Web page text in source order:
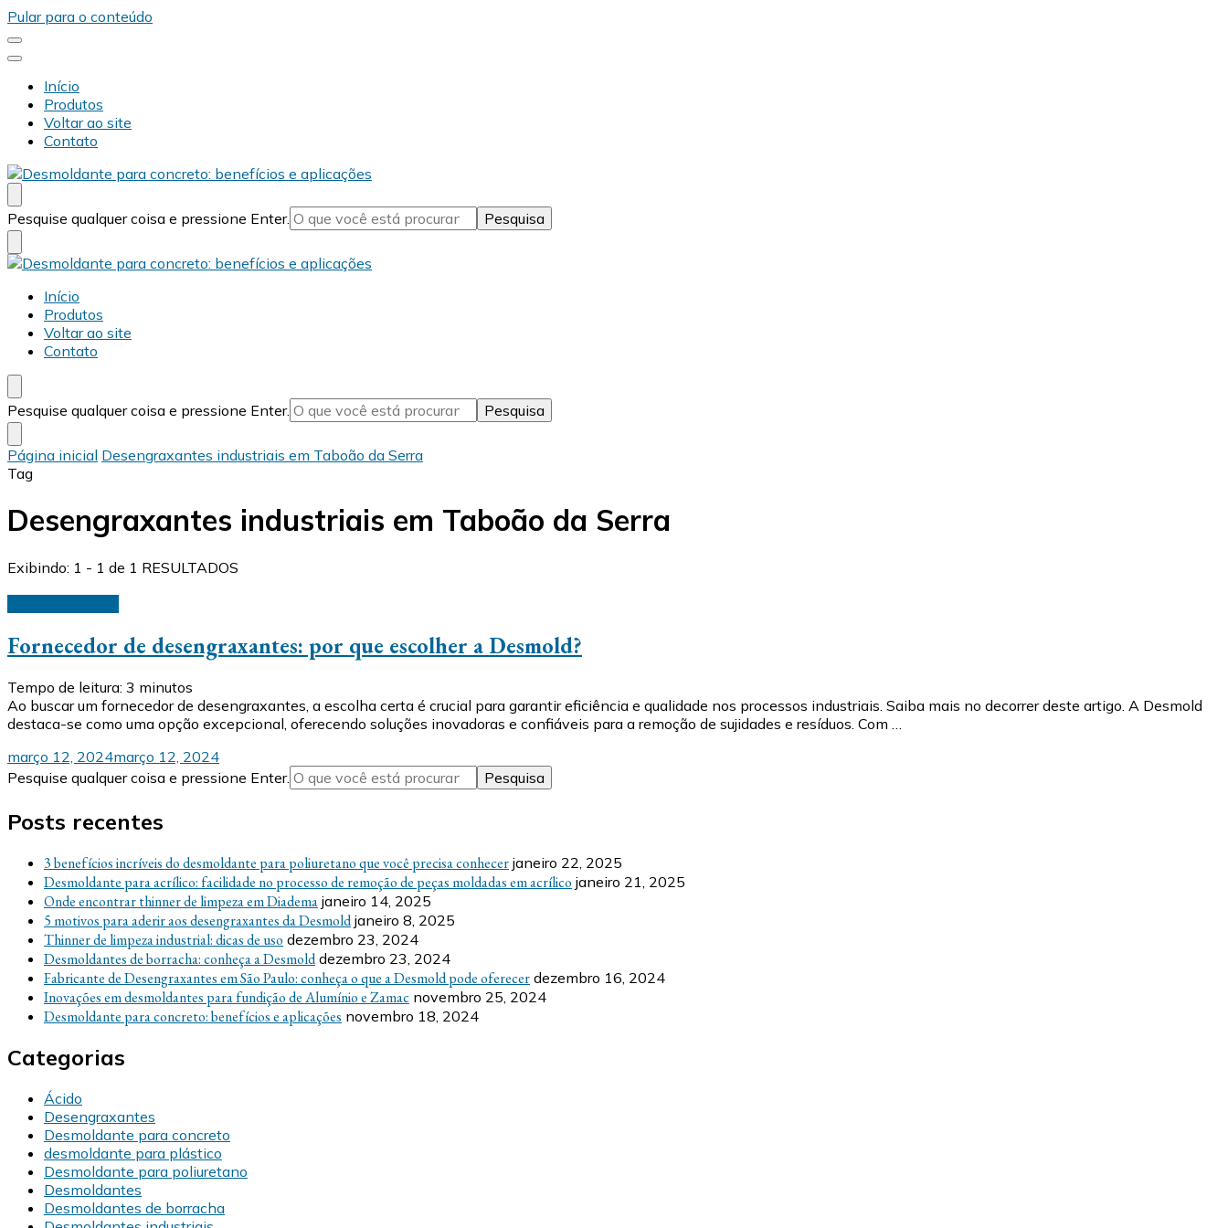
Pular para o conteúdo
Início
Produtos
Voltar ao site
Contato
Desmold
Blog Desmold
Procurando
algo?
Pesquise qualquer coisa e pressione Enter.
Desmold
Blog Desmold
Início
Produtos
Voltar ao site
Contato
Procurando
algo?
Pesquise qualquer coisa e pressione Enter.
Página inicial Desengraxantes industriais em Taboão da Serra
Tag
Desengraxantes industriais em Taboão da Serra
Exibindo: 1 - 1 de 1 RESULTADOS
Fornecedor de desengraxantes: por que escolher a Desmold?
Tempo de leitura: 3 minutos
Ao buscar um fornecedor de desengraxantes, a escolha certa é crucial para garantir eficiência e qualidade nos processos industriais. Saiba mais no decorrer deste artigo. A Desmold
destaca-se como uma opção excepcional, oferecendo soluções inovadoras e confiáveis para a remoção de sujidades e resíduos. Com …
março 12, 2024março 12, 2024
Procurando
algo?
Pesquise qualquer coisa e pressione Enter.
Posts recentes
3 benefícios incríveis do desmoldante para poliuretano que você precisa conhecer janeiro 22, 2025
Desmoldante para acrílico: facilidade no processo de remoção de peças moldadas em acrílico janeiro 21, 2025
Onde encontrar thinner de limpeza em Diadema janeiro 14, 2025
5 motivos para aderir aos desengraxantes da Desmold janeiro 8, 2025
Thinner de limpeza industrial: dicas de uso dezembro 23, 2024
Desmoldantes de borracha: conheça a Desmold dezembro 23, 2024
Fabricante de Desengraxantes em São Paulo: conheça o que a Desmold pode oferecer dezembro 16, 2024
Inovações em desmoldantes para fundição de Alumínio e Zamac novembro 25, 2024
Desmoldante para concreto: benefícios e aplicações novembro 18, 2024
Categorias
Ácido
Desengraxantes
Desmoldante para concreto
desmoldante para plástico
Desmoldante para poliuretano
Desmoldantes
Desmoldantes de borracha